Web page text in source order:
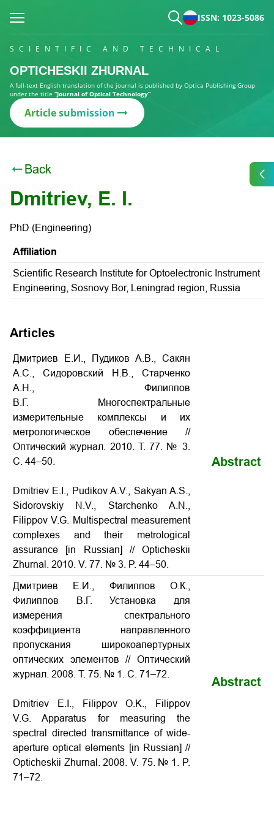
ISSN: 1023-5086
SCIENTIFIC AND TECHNICAL
OPTICHESKII ZHURNAL
A full-text English translation of the journal is published by Optica Publishing Group
under the title “Journal of Optical Technology”
Article submission
Back
Dmitriev, E. I.
PhD (Engineering)
Affiliation
Scientific Research Institute for Optoelectronic Instrument
Engineering, Sosnovy Bor, Leningrad region, Russia
Articles
Дмитриев Е.И., Пудиков А.В., Сакян
А.С., Сидоровский Н.В., Старченко
А.Н., Филиппов
В.Г. Многоспектральные
измерительные комплексы и их
метрологическое обеспечение //
Оптический журнал. 2010. Т. 77. № 3.
С. 44–50.
Dmitriev E.I., Pudikov A.V., Sakyan A.S.,
Sidorovskiy N.V., Starchenko A.N.,
Filippov V.G. Multispectral measurement
complexes and their metrological
assurance [in Russian] // Opticheskii
Zhurnal. 2010. V. 77. № 3. P. 44–50.
Abstract
Дмитриев Е.И., Филиппов О.К.,
Филиппов В.Г. Установка для
измерения спектрального
коэффициента направленного
пропускания широкоапертурных
оптических элементов // Оптический
журнал. 2008. Т. 75. № 1. С. 71–72.
Dmitriev E.I., Filippov O.K., Filippov
V.G. Apparatus for measuring the
spectral directed transmittance of wide-
aperture optical elements [in Russian] //
Opticheskii Zhurnal. 2008. V. 75. № 1. P.
71–72.
Abstract